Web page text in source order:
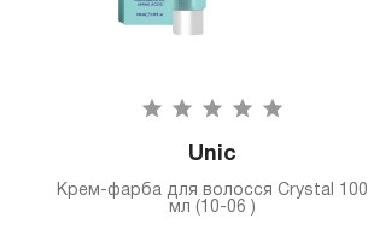
Unic
Крем-фарба для волосся Crystal 100
мл (10-06 )